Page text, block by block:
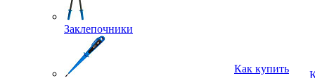
Заклепочники
Как купить